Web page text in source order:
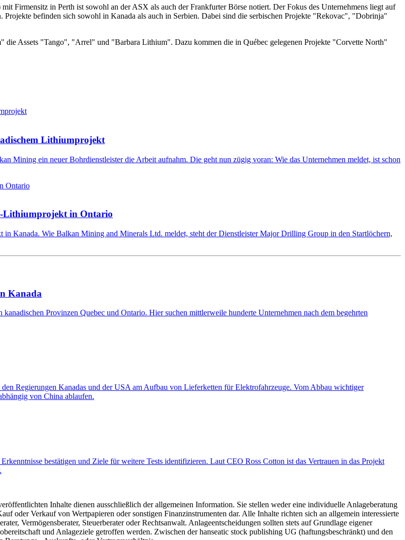
Firmensitz in Perth ist sowohl an der ASX als auch der Frankfurter Börse notiert. Der Fokus des Unternehmens liegt auf
befinden sich sowohl in Kanada als auch in Serbien. Dabei sind die serbischen Projekte "Rekovac", "Dobrinja"
Assets "Tango", "Arrel" und "Barbara Lithium". Dazu kommen die in Québec gelegenen Projekte "Corvette North"
Lithiumprojekt
Mining ein neuer Bohrdienstleister die Arbeit aufnahm. Die geht nun zügig voran: Wie das Unternehmen meldet, ist schon
Lithiumprojekt in Ontario
Kanada. Wie Balkan Mining and Minerals Ltd. meldet, steht der Dienstleister Major Drilling Group in den Startlöchern,
Kanada
Provinzen Quebec und Ontario. Hier suchen mittlerweile hunderte Unternehmen nach dem begehrten
Regierungen Kanadas und der USA am Aufbau von Lieferketten für Elektrofahrzeuge. Vom Abbau wichtiger
von China ablaufen.
bestätigen und Ziele für weitere Tests identifizieren. Laut CEO Ross Cotton ist das Vertrauen in das Projekt
Inhalte dienen ausschließlich der allgemeinen Information. Sie stellen weder eine individuelle Anlageberatung
oder Verkauf von Wertpapieren oder sonstigen Finanzinstrumenten dar. Alle Inhalte richten sich an allgemein interessierte
Vermögensberater, Steuerberater oder Rechtsanwalt. Anlageentscheidungen sollten stets auf Grundlage eigener
und Anlageziele getroffen werden. Zwischen der hanseatic stock publishing UG (haftungsbeschränkt) und den